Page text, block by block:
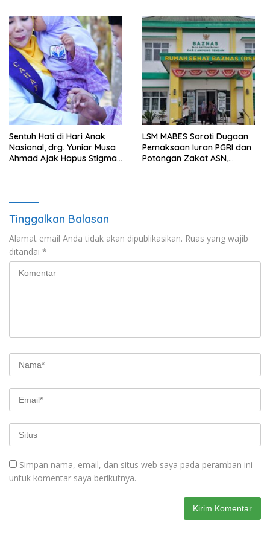
Pelanggaran UU ITE
Sentuh Hati di Hari Anak
Nasional, drg. Yuniar Musa
Ahmad Ajak Hapus Stigma
LSM MABES Soroti Dugaan
Pemaksaan Iuran PGRI dan
Potongan Zakat ASN,
Tinggalkan Balasan
Alamat email Anda tidak akan dipublikasikan. Ruas yang wajib
ditandai *
Simpan nama, email, dan situs web saya pada peramban ini
untuk komentar saya berikutnya.